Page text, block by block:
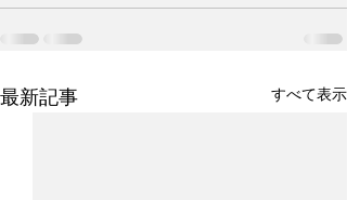
最新記事 すべて表示